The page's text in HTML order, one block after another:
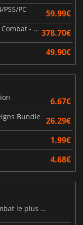
PC 59.99€
PRO FS-12 Stick Arcade de Combat - Pourpre 378.70€
49.90€
6.67€
Bundle 26.29€
1.99€
4.68€
Mortal Kombat 1 devient le jeu de combat le plus vendu de la génération actuelle